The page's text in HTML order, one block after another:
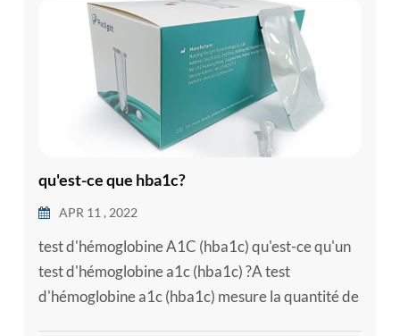
qu'est-ce que hba1c?
APR 11 , 2022
test d'hémoglobine A1C (hba1c) qu'est-ce qu'un
test d'hémoglobine a1c (hba1c) ?A test
d'hémoglobine a1c (hba1c) mesure la quantité de